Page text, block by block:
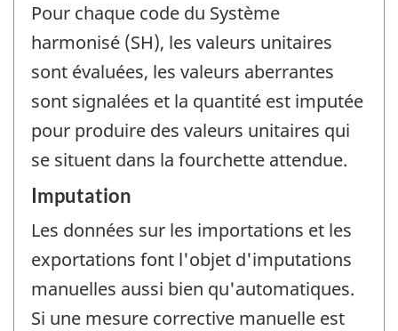
Pour chaque code du Système
harmonisé (SH), les valeurs unitaires
sont évaluées, les valeurs aberrantes
sont signalées et la quantité est imputée
pour produire des valeurs unitaires qui
se situent dans la fourchette attendue.
Imputation
Les données sur les importations et les
exportations font l'objet d'imputations
manuelles aussi bien qu'automatiques.
Si une mesure corrective manuelle est